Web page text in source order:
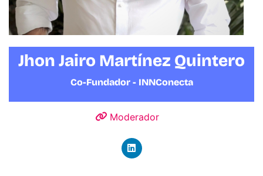
Jhon Jairo Martínez Quintero
Co-Fundador - INNConecta
Moderador